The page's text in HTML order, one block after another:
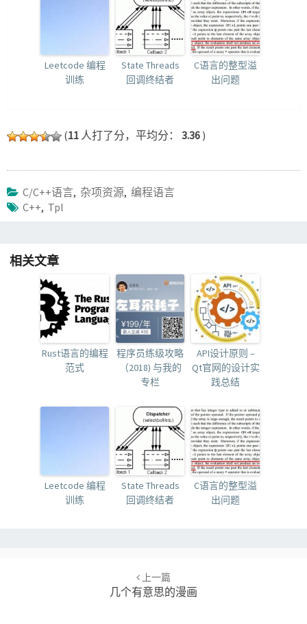
Leetcode 编程
训练
State Threads
回调终结者
C语言的整型溢
出问题
(11 人打了分，平均分： 3.36 )
C/C++语言, 杂项资源, 编程语言
C++, Tpl
相关文章
Rust语言的编程
范式
程序员练级攻略
（2018) 与我的
专栏
API设计原则 –
Qt官网的设计实
践总结
Leetcode 编程
训练
State Threads
回调终结者
C语言的整型溢
出问题
上一篇
几个有意思的漫画